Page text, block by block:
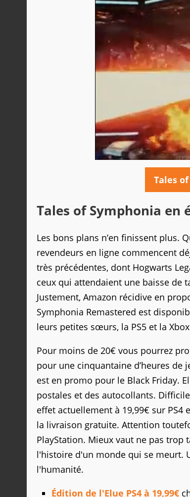
Tales
Tales of Symphonia en
Les bons plans n’en finissent plus.
revendeurs en ligne commencent
très précédentes, dont Hogwarts
ceux qui attendaient une baisse de
Justement, Amazon récidive en
Symphonia Remastered est
leurs petites sœurs, la PS5 et la
Pour moins de 20€ vous pourrez
pour une cinquantaine d’heures de
est en promo pour le Black Friday.
postales et des autocollants.
effet actuellement à 19,99€ sur
la livraison gratuite. Attention
PlayStation. Mieux vaut ne pas
l'histoire d'un monde qui se meurt.
l'humanité.
Édition de l'Elue PS4 à 19,99€